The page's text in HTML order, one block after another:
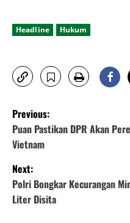
Headline Hukum
P
o
s
t
n
Previous:
Puan Pastikan DPR Akan
Vietnam
Next:
Polri Bongkar Kecurangan
Liter Disita